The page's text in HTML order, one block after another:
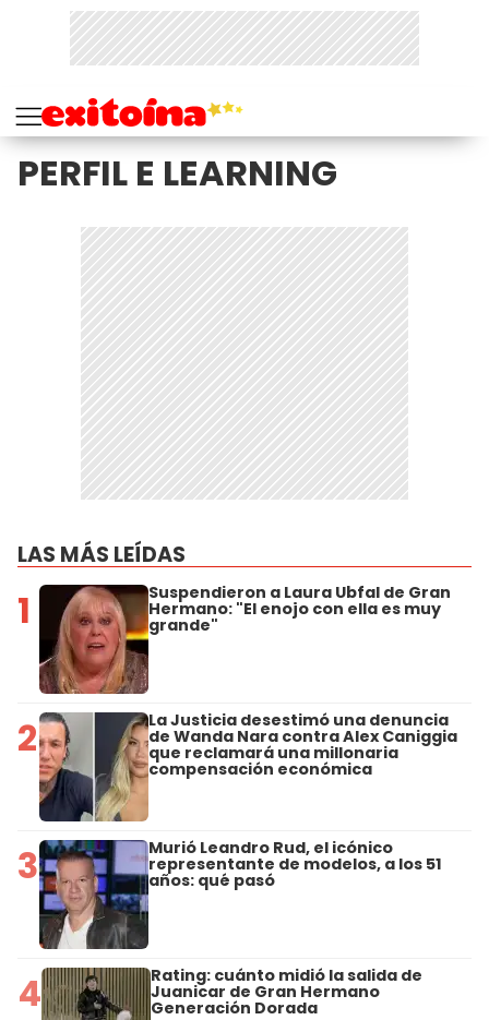
PERFIL E LEARNING
LAS MÁS LEÍDAS
1 Suspendieron a Laura Ubfal de Gran
Hermano: "El enojo con ella es muy
grande"
2 La Justicia desestimó una denuncia
de Wanda Nara contra Alex Caniggia
que reclamará una millonaria
compensación económica
3 Murió Leandro Rud, el icónico
representante de modelos, a los 51
años: qué pasó
4 Rating: cuánto midió la salida de
Juanicar de Gran Hermano
Generación Dorada